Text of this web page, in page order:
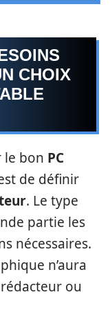
CHOIX
le bon PC
de définir
. Le type
partie les
nécessaires.
n’aura
ou